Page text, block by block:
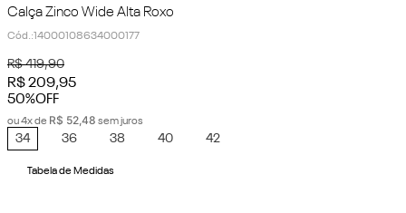
Calça Zinco Wide Alta Roxo
Cód.:14000108634000177
R$ 419,90
R$209,95
50%OFF
ou4x de R$ 52,48 sem juros
34 36 38 40 42
Tabela de Medidas